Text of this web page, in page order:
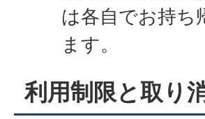
は各自でお持ち
ます。
利用制限と取り